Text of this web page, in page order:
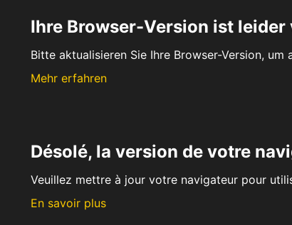
Ihre Browser-Version ist leider
Bitte aktualisieren Sie Ihre Browser-Version,
Mehr erfahren
Désolé, la version de votre
Veuillez mettre à jour votre navigateur pour
En savoir plus